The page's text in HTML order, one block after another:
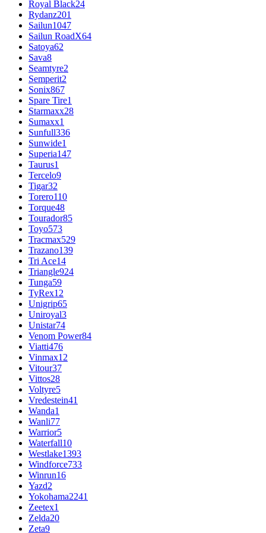
Royal Black24
Rydanz201
Sailun1047
Sailun RoadX64
Satoya62
Sava8
Seamtyre2
Semperit2
Sonix867
Spare Tire1
Starmaxx28
Sumaxx1
Sunfull336
Sunwide1
Superia147
Taurus1
Tercelo9
Tigar32
Torero110
Torque48
Tourador85
Toyo573
Tracmax529
Trazano139
Tri Ace14
Triangle924
Tunga59
TyRex12
Unigrip65
Uniroyal3
Unistar74
Venom Power84
Viatti476
Vinmax12
Vitour37
Vittos28
Voltyre5
Vredestein41
Wanda1
Wanli77
Warrior5
Waterfall10
Westlake1393
Windforce733
Winrun16
Yazd2
Yokohama2241
Zeetex1
Zelda20
Zeta9